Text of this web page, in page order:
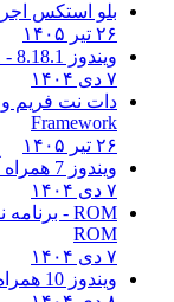
بلو استکس
۲۶ تیر ۱۴۰۵
ویندوز 8.1
8.1 - Microsoft Windows 8.1
۷ دی ۱۴۰۴
دات نت فریم
Framework
۲۶ تیر ۱۴۰۵
ویندوز 7 همراه آپدیت 7 SP1
۷ دی ۱۴۰۴
ROM - برنامه نرو | ابزار رایت حرفه ای و
ROM
۷ دی ۱۴۰۴
ویندوز 10 همراه آپدیت 10 22H2